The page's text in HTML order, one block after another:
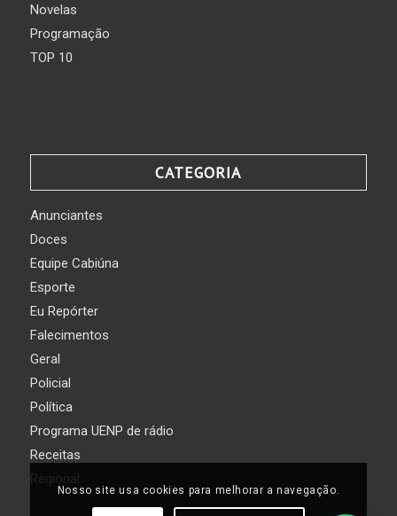
Novelas
Programação
TOP 10
CATEGORIA
Anunciantes
Doces
Equipe Cabiúna
Esporte
Eu Repórter
Falecimentos
Geral
Policial
Política
Programa UENP de rádio
Receitas
Regional
Nosso site usa cookies para melhorar a navegação.